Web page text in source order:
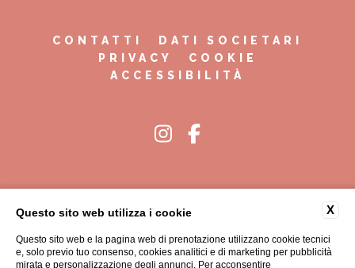
CONTATTI
DATI SOCIETARI
PRIVACY
COOKIE
ACCESSIBILITÀ
SCOPRI ANCHE
X
Questo sito web utilizza i cookie
Questo sito web e la pagina web di prenotazione utilizzano cookie tecnici
e, solo previo tuo consenso, cookies analitici e di marketing per pubblicità
mirata e personalizzazione degli annunci. Per acconsentire